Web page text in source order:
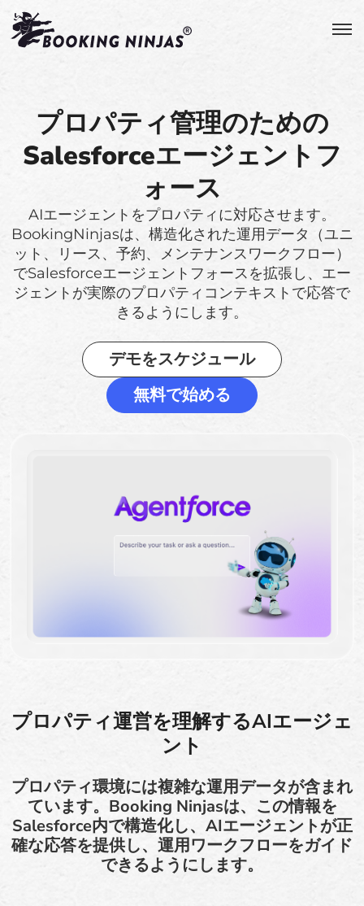
プロパティ管理のための
Salesforceエージェントフ
ォース
AIエージェントをプロパティに対応させます。
BookingNinjasは、構造化された運用データ（ユニ
ット、リース、予約、メンテナンスワークフロー）
でSalesforceエージェントフォースを拡張し、エー
ジェントが実際のプロパティコンテキストで応答で
きるようにします。
デモをスケジュール
無料で始める
プロパティ運営を理解するAIエージェ
ント
プロパティ環境には複雑な運用データが含まれ
ています。Booking Ninjasは、この情報を
Salesforce内で構造化し、AIエージェントが正
確な応答を提供し、運用ワークフローをガイド
できるようにします。